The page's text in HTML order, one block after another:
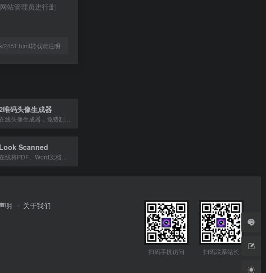
站管理员进行删
2451.html转载请注明
唯码头像生成器
Look Scanned
明 关于我们
扫码手机访问 扫码联系站长